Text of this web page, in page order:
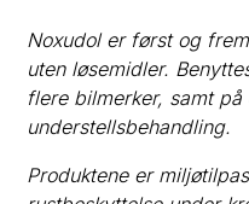
Noxudol er først og
uten løsemidler.
flere bilmerker, samt
understellsbehandling.
Produktene er